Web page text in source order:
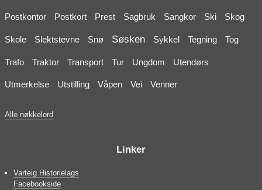
Postkontor Postkort Prest Sagbruk Sangkor Ski Skog
Skole Slektstevne Snø Søsken Sykkel Tegning Tog
Trafo Traktor Transport Tur Ungdom Utendørs
Utmerkelse Utstilling Våpen Vei Venner
Alle nøkkelord
Linker
Varteig Historielags
Facebookside